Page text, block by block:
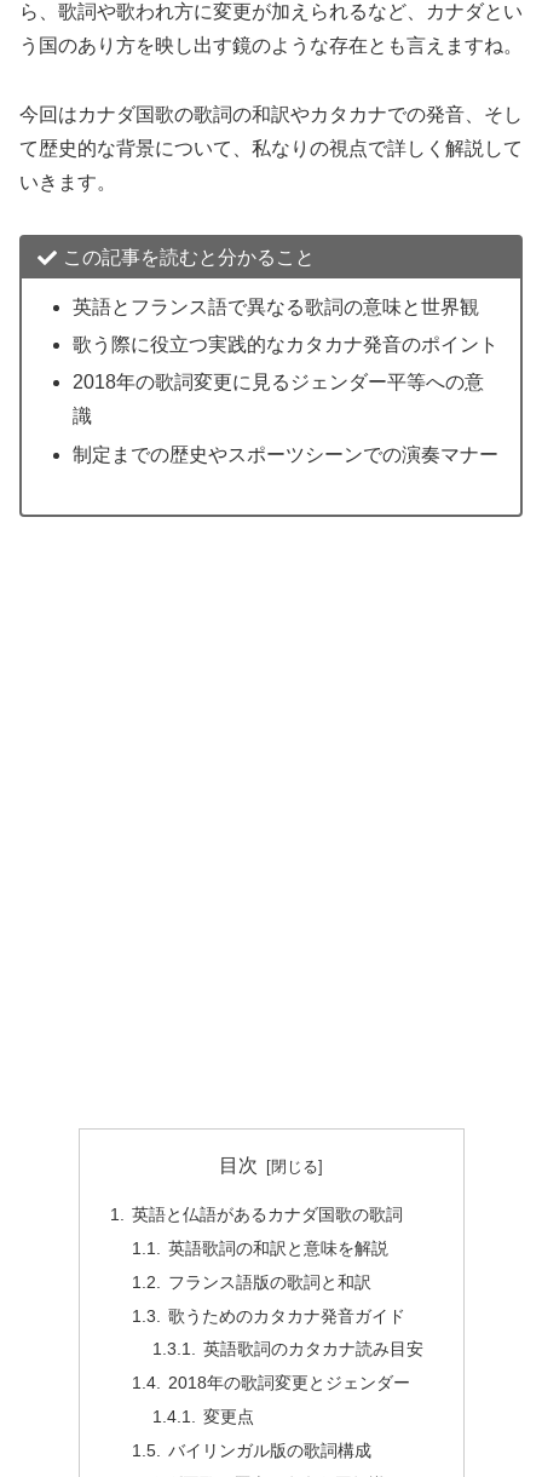
ら、歌詞や歌われ方に変更が加えられるなど、カナダとい
う国のあり方を映し出す鏡のような存在とも言えますね。
今回はカナダ国歌の歌詞の和訳やカタカナでの発音、そし
て歴史的な背景について、私なりの視点で詳しく解説して
いきます。
この記事を読むと分かること
英語とフランス語で異なる歌詞の意味と世界観
歌う際に役立つ実践的なカタカナ発音のポイント
2018年の歌詞変更に見るジェンダー平等への意
識
制定までの歴史やスポーツシーンでの演奏マナー
目次
英語と仏語があるカナダ国歌の歌詞
英語歌詞の和訳と意味を解説
フランス語版の歌詞と和訳
歌うためのカタカナ発音ガイド
英語歌詞のカタカナ読み目安
2018年の歌詞変更とジェンダー
変更点
バイリンガル版の歌詞構成